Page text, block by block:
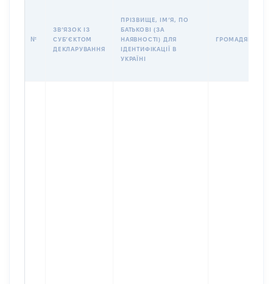
№
ЗВʼЯЗОК ІЗ
СУБʼЄКТОМ
ДЕКЛАРУВАННЯ
ПРІЗВИЩЕ, ІМʼЯ, ПО
БАТЬКОВІ (ЗА
НАЯВНОСТІ) ДЛЯ
ІДЕНТИФІКАЦІЇ В
УКРАЇНІ
ГРОМАДЯНСТВО